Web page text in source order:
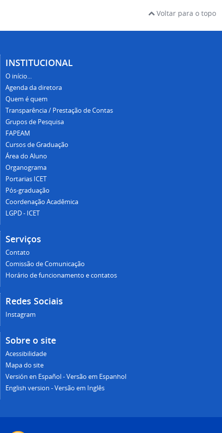
Voltar para o topo
INSTITUCIONAL
O início...
Agenda da diretora
Quem é quem
Transparência / Prestação de Contas
Grupos de Pesquisa
FAPEAM
Cursos de Graduação
Área do Aluno
Organograma
Portarias ICET
Pós-graduação
Coordenação Acadêmica
LGPD - ICET
Serviços
Contato
Comissão de Comunicação
Horário de funcionamento e contatos
Redes Sociais
Instagram
Sobre o site
Acessibilidade
Mapa do site
Versión en Español - Versão em Espanhol
English version - Versão em Inglês